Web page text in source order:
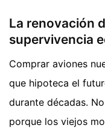
La renovación
supervivencia
Comprar aviones
que hipoteca el
durante décadas.
porque los viejos